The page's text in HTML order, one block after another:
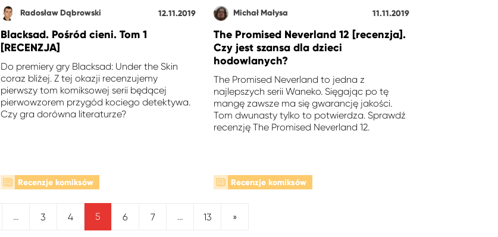
Radosław Dąbrowski 12.11.2019
Blacksad. Pośród cieni. Tom 1
[RECENZJA]
Do premiery gry Blacksad: Under the Skin
coraz bliżej. Z tej okazji recenzujemy
pierwszy tom komiksowej serii będącej
pierwowzorem przygód kociego detektywa.
Czy gra dorówna literaturze?
Recenzje komiksów
Michał Małysa 11.11.2019
The Promised Neverland 12 [recenzja].
Czy jest szansa dla dzieci
hodowlanych?
The Promised Neverland to jedna z
najlepszych serii Waneko. Sięgając po tę
mangę zawsze ma się gwarancję jakości.
Tom dwunasty tylko to potwierdza. Sprawdź
recenzję The Promised Neverland 12.
Recenzje komiksów
… 3 4 5 6 7 … 13 »